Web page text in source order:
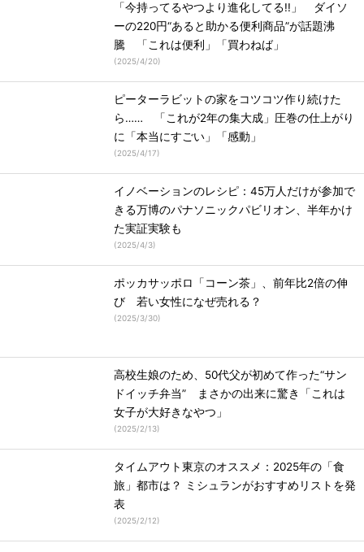
「今持ってるやつより進化してる!!」 ダイソ
ーの220円“あると助かる便利商品”が話題沸
騰 「これは便利」「買わねば」
(2025/4/20)
ピーターラビットの家をコツコツ作り続けた
ら…… 「これが2年の集大成」圧巻の仕上がり
に「本当にすごい」「感動」
(2025/4/17)
イノベーションのレシピ：45万人だけが参加で
きる万博のパナソニックパビリオン、半年かけ
た実証実験も
(2025/4/3)
ポッカサッポロ「コーン茶」、前年比2倍の伸
び 若い女性になぜ売れる？
(2025/3/30)
高校生娘のため、50代父が初めて作った“サン
ドイッチ弁当” まさかの出来に驚き「これは
女子が大好きなやつ」
(2025/2/13)
タイムアウト東京のオススメ：2025年の「食
旅」都市は？ ミシュランがおすすめリストを発
表
(2025/2/12)